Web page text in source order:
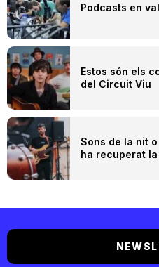
Podcasts en
Estos són els
del Circuit Viu
Sons de la nit
ha recuperat